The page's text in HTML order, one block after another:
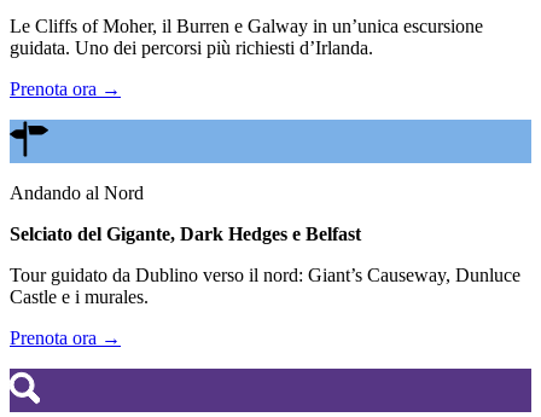
Le Cliffs of Moher, il Burren e Galway in un’unica escursione
guidata. Uno dei percorsi più richiesti d’Irlanda.
Prenota ora →
Andando al Nord
Selciato del Gigante, Dark Hedges e Belfast
Tour guidato da Dublino verso il nord: Giant’s Causeway, Dunluce
Castle e i murales.
Prenota ora →